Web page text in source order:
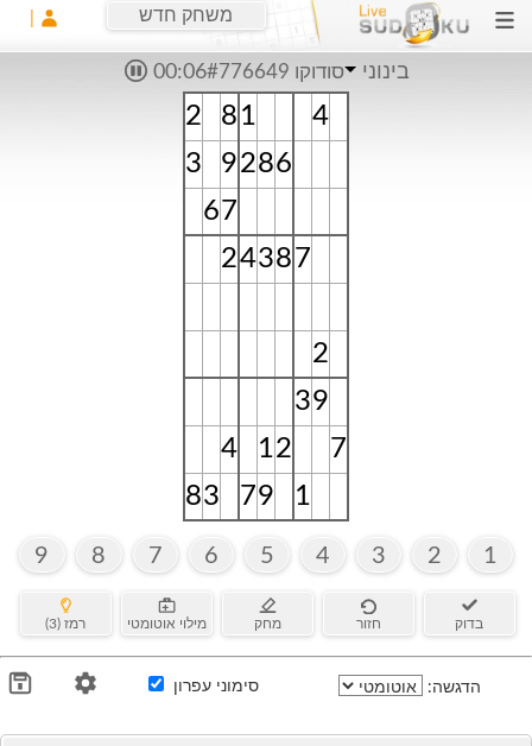
משחק חדש
בינוני סודוקו #776649 00:06
2 8 1
4
3
9286
67
24387
2
39
4
12
7
83 79 1
1
2
3
4
5
6
7
8
9
בדוק חזור מחק מילוי אוטומטי רמז (3)
הדגשה: סימוני עפרון